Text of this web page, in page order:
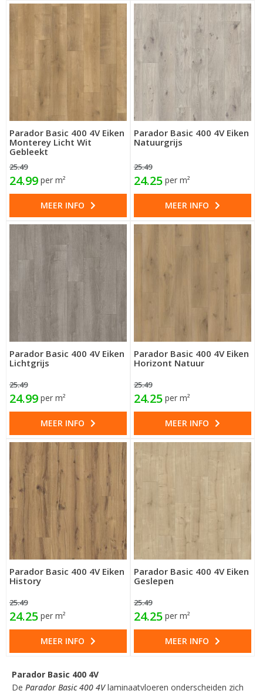
Parador Basic 400 4V Eiken
Monterey Licht Wit
Gebleekt
25.49
24.99 per m²
MEER INFO
Parador Basic 400 4V Eiken
Natuurgrijs
25.49
24.25 per m²
MEER INFO
Parador Basic 400 4V Eiken
Lichtgrijs
25.49
24.99 per m²
MEER INFO
Parador Basic 400 4V Eiken
Horizont Natuur
25.49
24.25 per m²
MEER INFO
Parador Basic 400 4V Eiken
History
25.49
24.25 per m²
MEER INFO
Parador Basic 400 4V Eiken
Geslepen
25.49
24.25 per m²
MEER INFO
Parador Basic 400 4V
De Parador Basic 400 4Vlaminaatvloeren onderscheiden zich